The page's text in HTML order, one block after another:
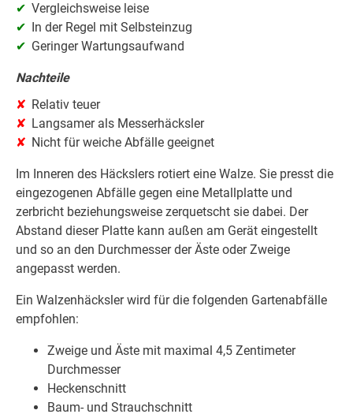
Vergleichsweise leise
In der Regel mit Selbsteinzug
Geringer Wartungsaufwand
Nachteile
Relativ teuer
Langsamer als Messerhäcksler
Nicht für weiche Abfälle geeignet
Im Inneren des Häckslers rotiert eine Walze. Sie presst die
eingezogenen Abfälle gegen eine Metallplatte und
zerbricht beziehungsweise zerquetscht sie dabei. Der
Abstand dieser Platte kann außen am Gerät eingestellt
und so an den Durchmesser der Äste oder Zweige
angepasst werden.
Ein Walzenhäcksler wird für die folgenden Gartenabfälle
empfohlen:
Zweige und Äste mit maximal 4,5 Zentimeter
Durchmesser
Heckenschnitt
Baum- und Strauchschnitt